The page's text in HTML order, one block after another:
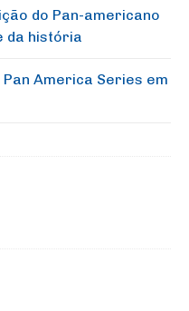
do Pan-americano
da história
America Series em